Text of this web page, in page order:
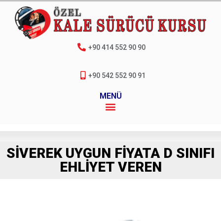
+90 414 552 90 90
+90 542 552 90 91
MENÜ
SIVEREK UYGUN FIYATA D SINIFI
EHLIYET VEREN